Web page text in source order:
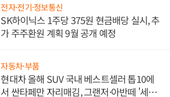
전자·전기·정보통신
SK하이닉스 1주당 375원 현금배당 실시, 추
가 주주환원 계획 9월 공개 예정
자동차·부품
현대차 올해 SUV 국내 베스트셀러 톱10에
서 싼타페만 자리매김, 그랜저·아반떼 '세단